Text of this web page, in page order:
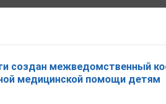
создан межведомственный
медицинской помощи детям